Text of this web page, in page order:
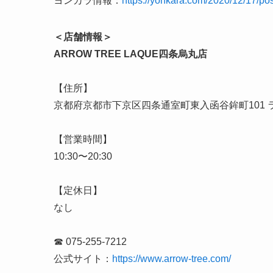
＜店舗情報＞
ARROW TREE LAQUE四条烏丸店
【住所】
京都府京都市下京区四条通室町東入函谷鉾町101
【営業時間】
10:30〜20:30
【定休日】
なし
☎ 075-255-7212
公式サイト： https://www.arrow-tree.com/